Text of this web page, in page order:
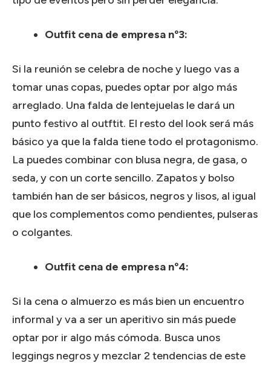
Outfit cena de empresa nº3:
Si la reunión se celebra de noche y luego vas a
tomar unas copas, puedes optar por algo más
arreglado. Una falda de lentejuelas le dará un
punto festivo al outftit. El resto del look será más
básico ya que la falda tiene todo el protagonismo.
La puedes combinar con blusa negra, de gasa, o
seda, y con un corte sencillo. Zapatos y bolso
también han de ser básicos, negros y lisos, al igual
que los complementos como pendientes, pulseras
o colgantes.
Outfit cena de empresa nº4:
Si la cena o almuerzo es más bien un encuentro
informal y va a ser un aperitivo sin más puede
optar por ir algo más cómoda. Busca unos
leggings negros y mezclar 2 tendencias de este